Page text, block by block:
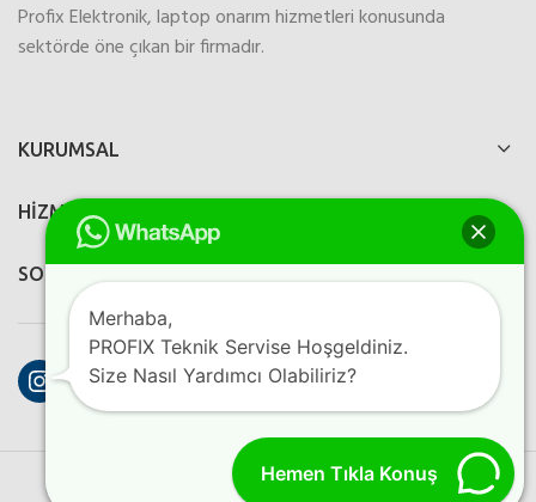
Profix Elektronik, laptop onarım hizmetleri konusunda
sektörde öne çıkan bir firmadır.
KURUMSAL
HİZMETLERİMİZ
SOSYAL MEDYA
Instagram
Facebook
YouTube
2023 Perfection Dijital AjansKreatif
Hemen Tıkla Konuş
Merhaba,
PROFIX Teknik Servise Hoşgeldiniz.
Size Nasıl Yardımcı Olabiliriz?